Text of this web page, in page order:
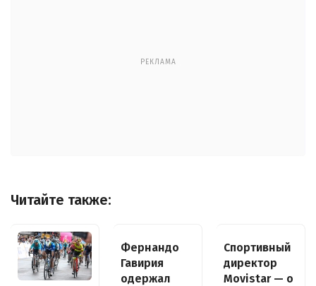
РЕКЛАМА
Читайте также:
Фернандо
Гавирия
одержал
Спортивный
директор
Movistar — о